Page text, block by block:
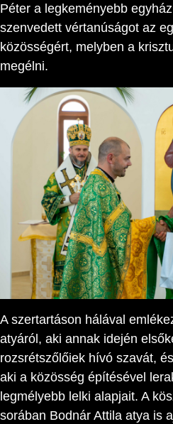
Péter a legkeményebb
szenvedett vértanúságot az
közösségért, melyben a
megélni.
A szertartáson hálával
atyáról, aki annak idején
rozsrétszőlőiek hívó szavát,
aki a közösség építésével
legmélyebb lelki alapjait. A
sorában Bodnár Attila atya is